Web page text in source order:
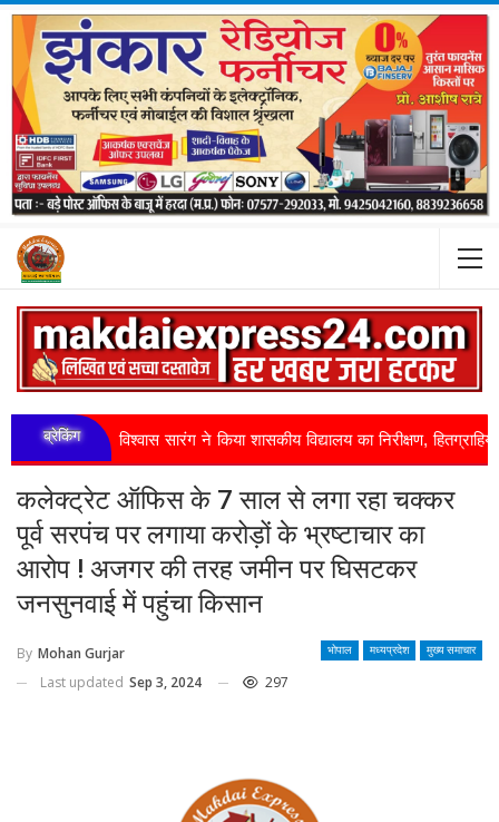
ब्रेकिंग
विश्वास सारंग ने किया शासकीय विद्यालय का निरीक्षण, हितग्राहियों को वितरित ...
कलेक्ट्रेट ऑफिस के 7 साल से लगा रहा चक्कर
पूर्व सरपंच पर लगाया करोड़ों के भ्रष्टाचार का
आरोप ! अजगर की तरह जमीन पर घिसटकर
जनसुनवाई में पहुंचा किसान
भोपाल मध्यप्रदेश मुख्य समाचार
By Mohan Gurjar
Last updated Sep 3, 2024 297